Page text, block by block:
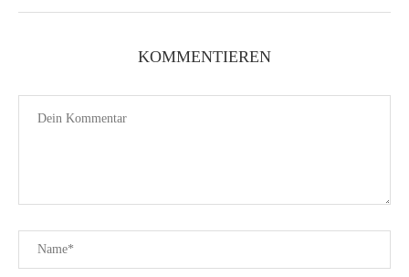
KOMMENTIEREN